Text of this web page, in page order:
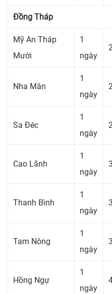
Đồng Tháp
Mỹ An Tháp
Mười
1
ngày
Nha Mân
1
ngày
Sa Đéc
1
ngày
Cao Lãnh
1
ngày
Thanh Bình
1
ngày
Tam Nông
1
ngày
Hồng Ngự
1
ngày